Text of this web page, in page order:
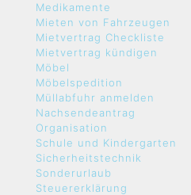
Medikamente
Mieten von Fahrzeugen
Mietvertrag Checkliste
Mietvertrag kündigen
Möbel
Möbelspedition
Müllabfuhr anmelden
Nachsendeantrag
Organisation
Schule und Kindergarten
Sicherheitstechnik
Sonderurlaub
Steuererklärung